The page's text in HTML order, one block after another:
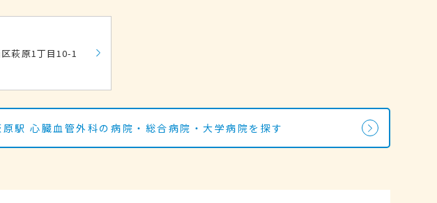
萩原1丁目10-1
駅 心臓血管外科の病院・総合病院・大学病院を探す